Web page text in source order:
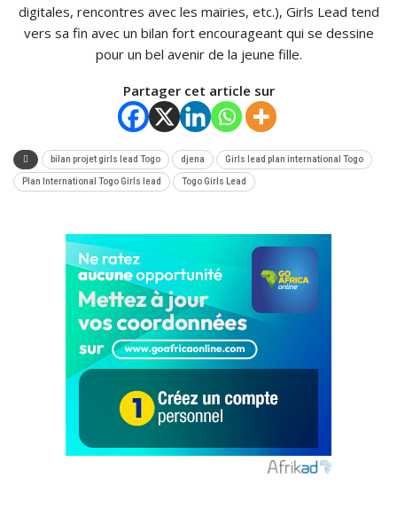
digitales, rencontres avec les mairies, etc.), Girls Lead tend
vers sa fin avec un bilan fort encourageant qui se dessine
pour un bel avenir de la jeune fille.
Partager cet article sur
bilan projet girls lead Togo djena Girls lead plan international Togo
Plan International Togo Girls lead Togo Girls Lead